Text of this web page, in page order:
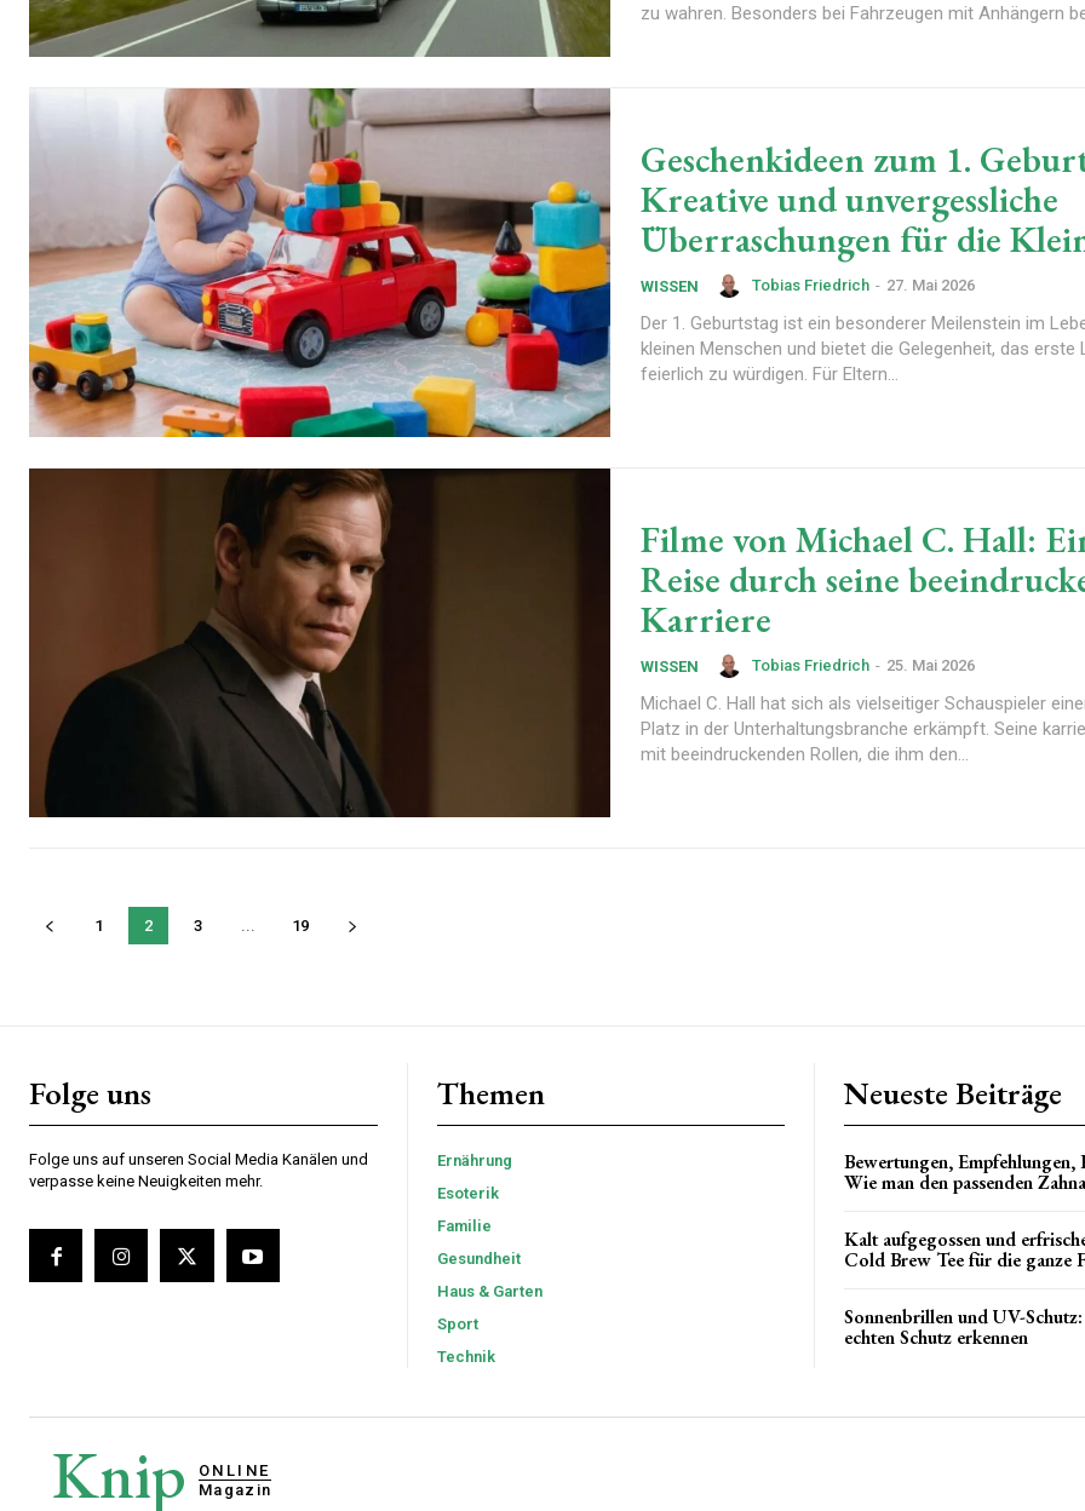
zu wahren. Besonders bei Fahrzeugen mit Anhängern
Geschenkideen zum 1.
Kreative und unvergessliche
Überraschungen für die
WISSEN Tobias Friedrich - 27. Mai 2026
Der 1. Geburtstag ist ein besonderer Meilenstein im
kleinen Menschen und bietet die Gelegenheit, das erste
feierlich zu würdigen. Für Eltern...
Filme von Michael C. Hall:
Reise durch seine
Karriere
WISSEN Tobias Friedrich - 25. Mai 2026
Michael C. Hall hat sich als vielseitiger Schauspieler
Platz in der Unterhaltungsbranche erkämpft. Seine
mit beeindruckenden Rollen, die ihm den...
1 2 3 ... 19
Folge uns
Folge uns auf unseren Social Media Kanälen und
verpasse keine Neuigkeiten mehr.
Themen
Ernährung
Esoterik
Familie
Gesundheit
Haus & Garten
Sport
Technik
Neueste Beiträge
Bewertungen, Empfehlungen,
Wie man den passenden
Kalt aufgegossen und
Cold Brew Tee für die ganze
Sonnenbrillen und UV-
echten Schutz erkennen
Knip
ONLINE
Magazin